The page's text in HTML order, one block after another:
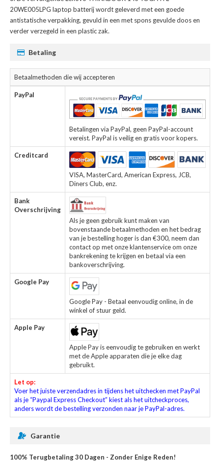
20WE005LPG laptop batterijwordt geleverd met een goede
antistatische verpakking, gevuld in een met spons gevulde doos en
verder verzegeld in een plastic zak.
Betaling
Betaalmethoden die wij accepteren
PayPal
Betalingen via PayPal, geen PayPal-account
vereist. PayPal is veilig en gratis voor kopers.
Creditcard
VISA, MasterCard, American Express, JCB,
Diners Club, enz.
Bank
Overschrijving
Als je geen gebruik kunt maken van
bovenstaande betaalmethoden en het bedrag
van je bestelling hoger is dan €300, neem dan
contact op met onze klantenservice om onze
bankrekening te krijgen en betaal via een
bankoverschrijving.
Google Pay
Google Pay - Betaal eenvoudig online, in de
winkel of stuur geld.
Apple Pay
Apple Pay is eenvoudig te gebruiken en werkt
met de Apple apparaten die je elke dag
gebruikt.
Let op:
Voer het juiste verzendadres in tijdens het uitchecken met PayPal
als je “Paypal Express Checkout” kiest als het uitcheckproces,
anders wordt de bestelling verzonden naar je PayPal-adres.
Garantie
100% Terugbetaling 30 Dagen - Zonder Enige Reden!